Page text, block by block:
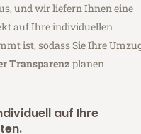
und wir liefern Ihnen eine
auf Ihre individuellen
ist, sodass Sie Ihre
Transparenz planen
auf Ihre